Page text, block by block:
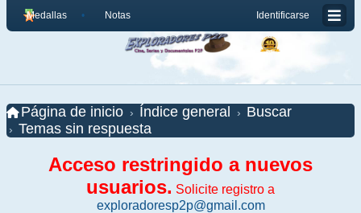
Identificarse
Medallas Notas
Página de inicio Índice general
Buscar
Temas sin respuesta
Acceso restringido a nuevos
usuarios. Solicite registro a
exploradoresp2p@gmail.com